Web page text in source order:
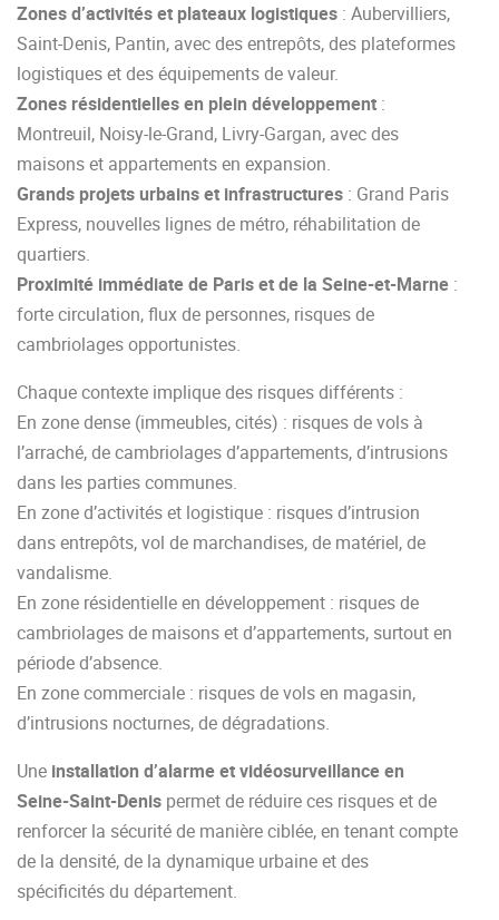
Zones d’activités et plateaux logistiques : Aubervilliers,
Saint-Denis, Pantin, avec des entrepôts, des plateformes
logistiques et des équipements de valeur.
Zones résidentielles en plein développement :
Montreuil, Noisy-le-Grand, Livry-Gargan, avec des
maisons et appartements en expansion.
Grands projets urbains et infrastructures : Grand Paris
Express, nouvelles lignes de métro, réhabilitation de
quartiers.
Proximité immédiate de Paris et de la Seine-et-Marne :
forte circulation, flux de personnes, risques de
cambriolages opportunistes.
Chaque contexte implique des risques différents :
En zone dense (immeubles, cités) : risques de vols à
l’arraché, de cambriolages d’appartements, d’intrusions
dans les parties communes.
En zone d’activités et logistique : risques d’intrusion
dans entrepôts, vol de marchandises, de matériel, de
vandalisme.
En zone résidentielle en développement : risques de
cambriolages de maisons et d’appartements, surtout en
période d’absence.
En zone commerciale : risques de vols en magasin,
d’intrusions nocturnes, de dégradations.
Une installation d’alarme et vidéosurveillance en
Seine-Saint-Denis permet de réduire ces risques et de
renforcer la sécurité de manière ciblée, en tenant compte
de la densité, de la dynamique urbaine et des
spécificités du département.